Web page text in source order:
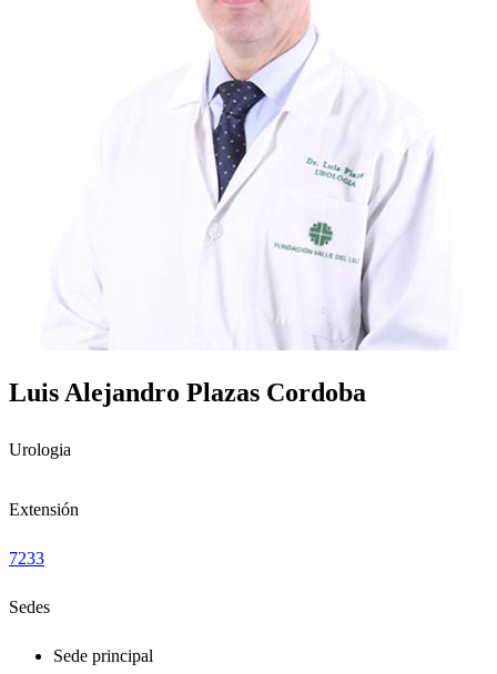
Luis Alejandro Plazas Cordoba
Urologia
Extensión
7233
Sedes
Sede principal